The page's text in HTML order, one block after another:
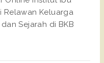
Relawan Keluarga
Sejarah di BKB